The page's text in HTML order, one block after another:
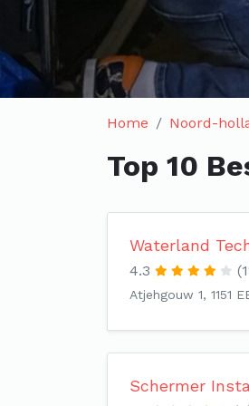
Home Noord-
Top 10
Waterland
4.3
Atjehgouw 1, 1151
Schermer